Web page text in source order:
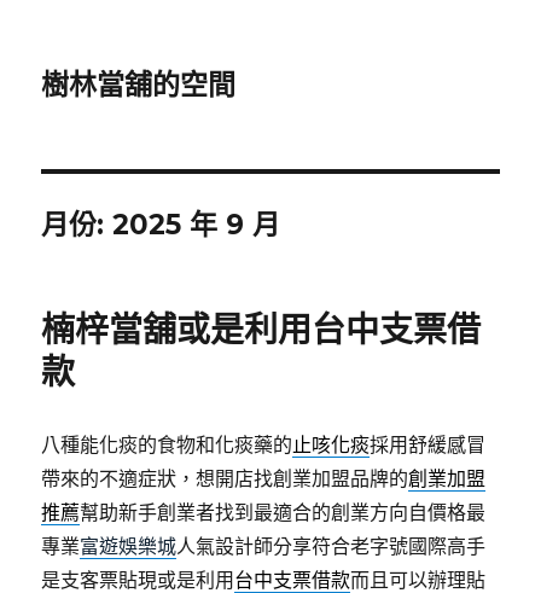
樹林當舖的空間
月份:2025 年 9 月
楠梓當舖或是利用台中支票借
款
八種能化痰的食物和化痰藥的止咳化痰採用舒緩感冒
帶來的不適症狀，想開店找創業加盟品牌的創業加盟
推薦幫助新手創業者找到最適合的創業方向自價格最
專業富遊娛樂城人氣設計師分享符合老字號國際高手
是支客票貼現或是利用 台中支票借款而且可以辦理貼